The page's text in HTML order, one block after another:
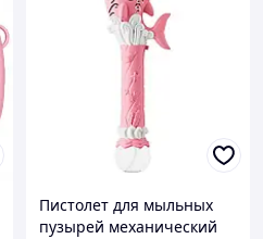
Пистолет для мыльных
пузырей механический